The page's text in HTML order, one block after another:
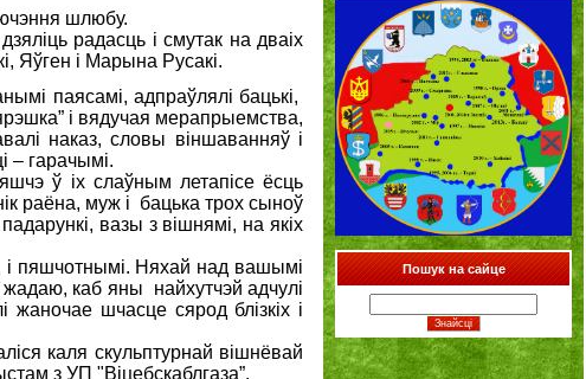
шлюбу.
радасць і смутак на дваіх
Яўген і Марына Русакі.
паясамі, адпраўлялі бацькі,
і вядучая мерапрыемства,
наказ, словы віншаванняў і
– гарачымі.
ў іх слаўным летапісе ёсць
раёна, муж і бацька трох сыноў
вазы з вішнямі, на якіх
і пяшчотнымі. Няхай над вашымі
каб яны найхутчэй адчулі
шчасце сярод блізкіх і
каля скульптурнай вішнёвай
з УП "Віцебскаблгаза”.
Пошук на сайце